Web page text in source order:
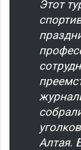
Этот
Алтая.